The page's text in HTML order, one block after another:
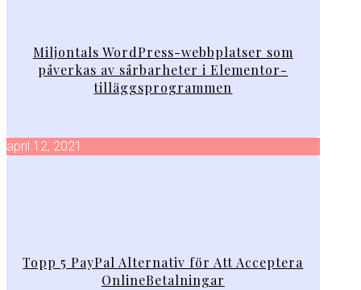
Miljontals WordPress-webbplatser som
påverkas av sårbarheter i Elementor-
tilläggsprogrammen
april 12, 2021
Topp 5 PayPal Alternativ för Att Acceptera
OnlineBetalningar